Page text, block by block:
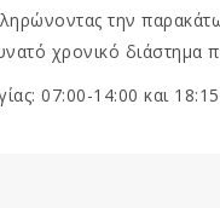
την
χρονικό
07:00-14:00 και